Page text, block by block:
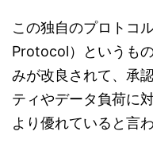
この独自のプロトコ
Protocol）
というも
みが改良されて、承
ティやデータ負荷に
より優れていると言